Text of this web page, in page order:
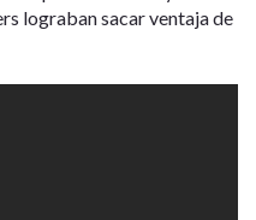
lograban sacar ventaja de